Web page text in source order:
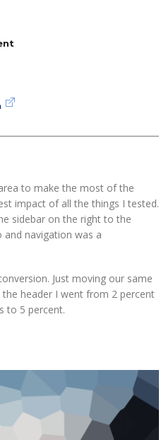
to make the most of the
impact of all the things I tested.
sidebar on the right to the
navigation was a
Just moving our same
header I went from 2 percent
to 5 percent.